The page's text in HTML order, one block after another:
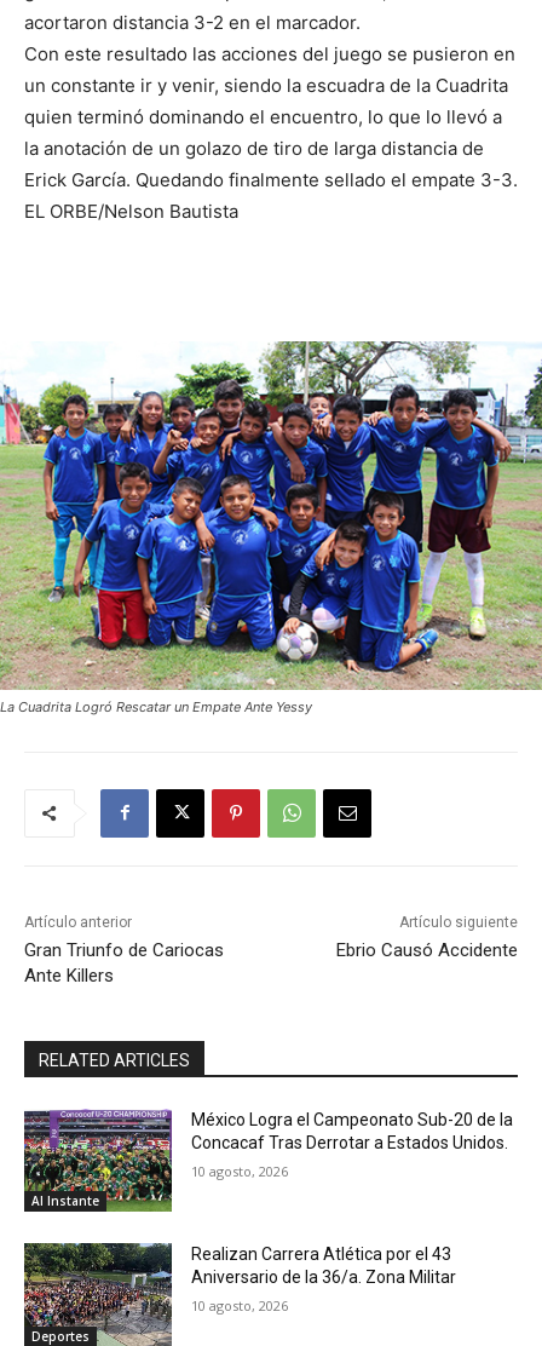
acortaron distancia 3-2 en el marcador.
Con este resultado las acciones del juego se pusieron en
un constante ir y venir, siendo la escuadra de la Cuadrita
quien terminó dominando el encuentro, lo que lo llevó a
la anotación de un golazo de tiro de larga distancia de
Erick García. Quedando finalmente sellado el empate 3-3.
EL ORBE/Nelson Bautista
La Cuadrita Logró Rescatar un Empate Ante Yessy
Artículo anterior
Gran Triunfo de Cariocas
Ante Killers
Artículo siguiente
Ebrio Causó Accidente
RELATED ARTICLES
Al Instante
México Logra el Campeonato Sub-20 de la
Concacaf Tras Derrotar a Estados Unidos.
10 agosto, 2026
Deportes
Realizan Carrera Atlética por el 43
Aniversario de la 36/a. Zona Militar
10 agosto, 2026